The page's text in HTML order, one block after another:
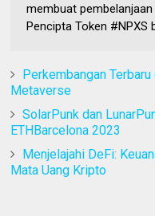
membuat
Pencipta Token #NPXS
Perkembangan
Metaverse
SolarPunk dan
ETHBarcelona 2023
Menjelajahi DeFi:
Mata Uang Kripto